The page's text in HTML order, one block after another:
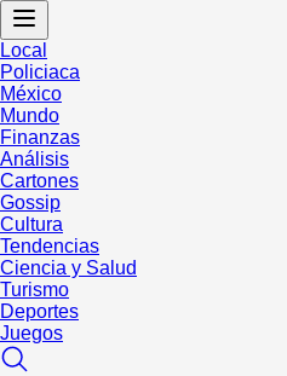
Local
Policiaca
México
Mundo
Finanzas
Análisis
Cartones
Gossip
Cultura
Tendencias
Ciencia y Salud
Turismo
Deportes
Juegos